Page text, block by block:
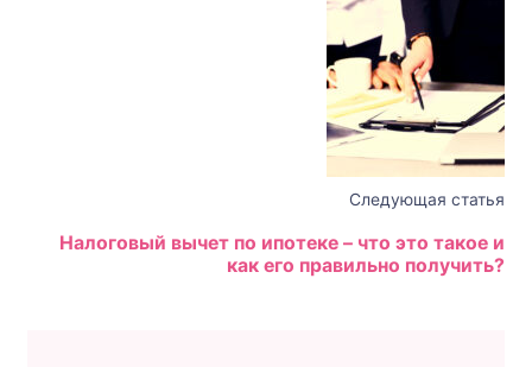
Следующая статья
Налоговый вычет по ипотеке – что это такое и
как его правильно получить?